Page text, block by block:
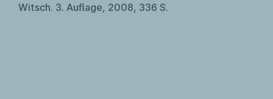
Witsch. 3. Auflage, 2008, 336 S.